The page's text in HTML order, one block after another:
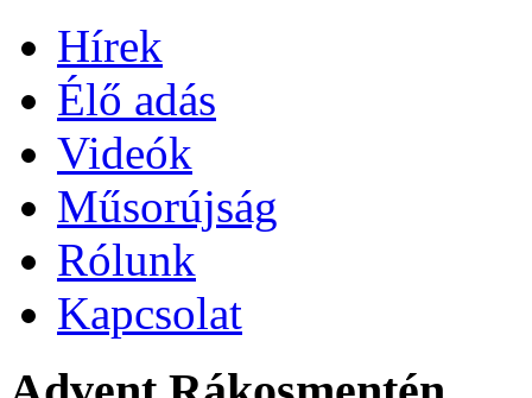
Hírek
Élő adás
Videók
Műsorújság
Rólunk
Kapcsolat